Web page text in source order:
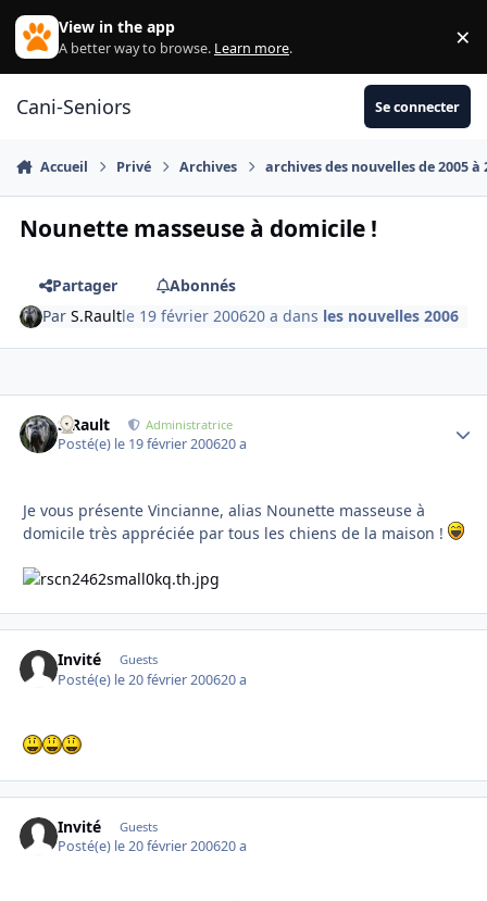
Aller au contenu
View in the app
A better way to browse. Learn more. ×
Cani-Seniors Se connecter
Accueil Privé Archives archives des nouvelles de 2005 à
Nounette masseuse à domicile !
Partager
Abonnés
ParS.Raultle 19 février 200620 a dans les nouvelles 2006
S.Rault Administratrice
Posté(e) le 19 février 200620 a
Je vous présente Vincianne, alias Nounette masseuse à
domicile très appréciée par tous les chiens de la maison !
Invité Guests
Posté(e) le 20 février 200620 a
Invité Guests
Posté(e) le 20 février 200620 a